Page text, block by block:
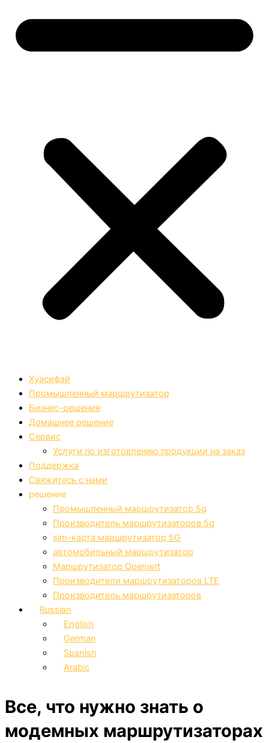
Хуасифэй
Промышленный маршрутизатор
Бизнес-решение
Домашнее решение
Сервис
Услуги по изготовлению продукции на заказ
Поддержка
Свяжитесь с нами
решение
Промышленный маршрутизатор 5g
Производитель маршрутизаторов 5g
sim-карта маршрутизатор 5G
автомобильный маршрутизатор
Маршрутизатор Openwrt
Производители маршрутизаторов LTE
Производитель маршрутизаторов
Russian
English
German
Spanish
Arabic
Все, что нужно знать о
модемных маршрутизаторах